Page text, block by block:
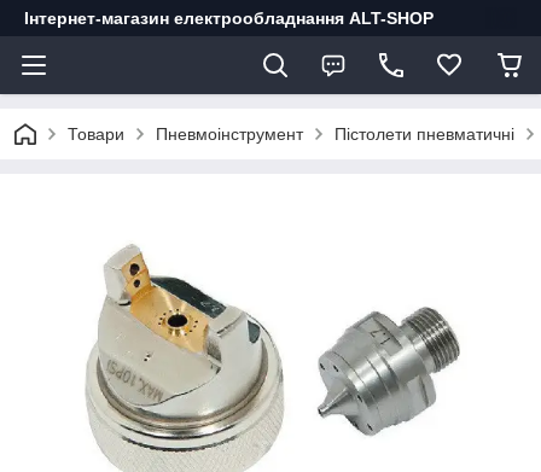
Інтернет-магазин електрообладнання ALT-SHOP
Товари Пневмоінструмент Пістолети пневматичні